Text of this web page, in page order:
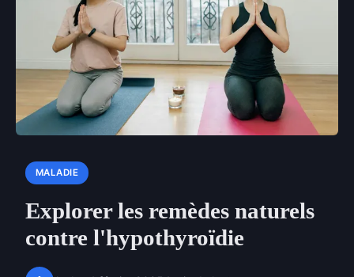
MALADIE
Explorer les remèdes naturels
contre l'hypothyroïdie